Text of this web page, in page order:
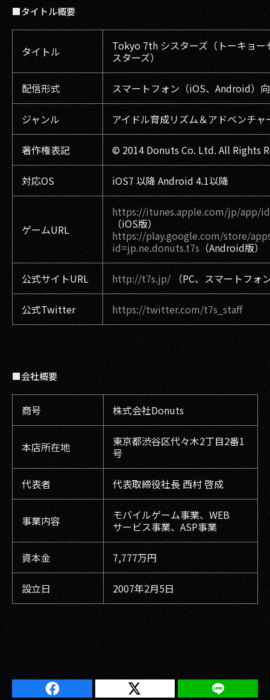
■タイトル概要
タイトル
Tokyo 7th シスターズ（トーキョー
スターズ）
配信形式 スマートフォン（iOS、Android）
ジャンル アイドル育成リズム＆アドベンチャ
著作権表記 © 2014 Donuts Co. Ltd. All Rights
対応OS iOS7 以降 Android 4.1以降
ゲームURL
https://itunes.apple.com/jp/app/
（iOS版）
https://play.google.com/store/
id=jp.ne.donuts.t7s （Android版）
公式サイトURL http://t7s.jp/ （PC、スマートフォ
公式Twitter https://twitter.com/t7s_staff
■会社概要
商号 株式会社Donuts
本店所在地
東京都渋谷区代々木2丁目2番1
号
代表者 代表取締役社長 西村 啓成
事業内容
モバイルゲーム事業、WEB
サービス事業、ASP事業
資本金 7,777万円
設立日 2007年2月5日